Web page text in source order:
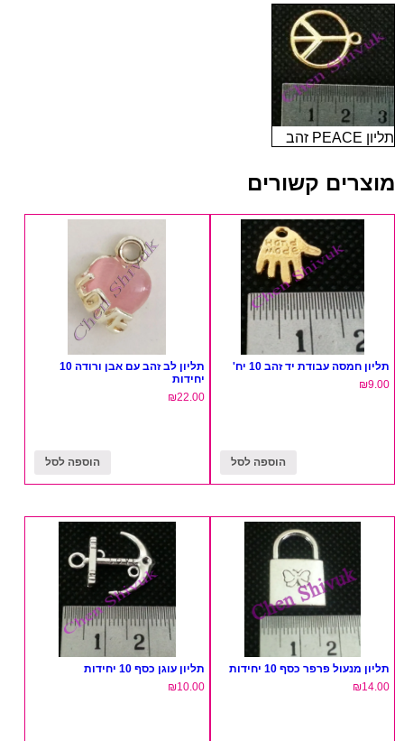
תליון PEACE זהב
מוצרים קשורים
תליון חמסה עבודת יד זהב 10 יח'
₪9.00
הוספה לסל
תליון לב זהב עם אבן ורודה 10
יחידות
₪22.00
הוספה לסל
תליון מנעול פרפר כסף 10 יחידות
₪14.00
תליון עוגן כסף 10 יחידות
₪10.00